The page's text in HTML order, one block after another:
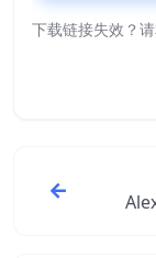
下载链接失效？